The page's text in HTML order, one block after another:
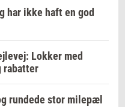
har ikke haft en god
Lokker med
rabatter
rundede stor milepæl